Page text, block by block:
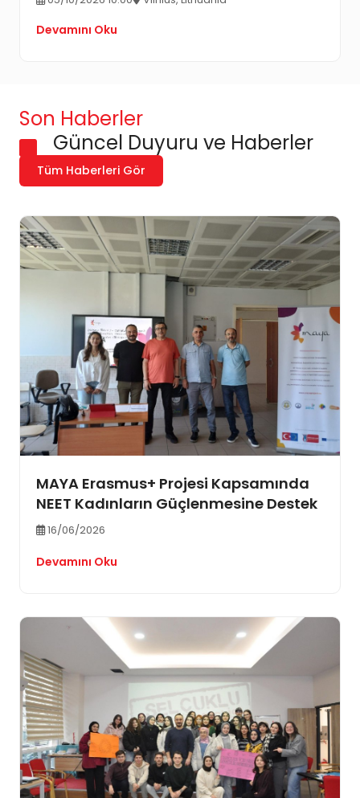
Devamını Oku
Son Haberler
Güncel Duyuru ve Haberler
Tüm Haberleri Gör
MAYA Erasmus+ Projesi Kapsamında
NEET Kadınların Güçlenmesine Destek
16/06/2026
Devamını Oku